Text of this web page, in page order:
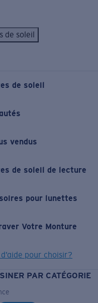
de soleil
de soleil
vendus
de soleil de lecture
pour lunettes
Votre Monture
pour choisir?
PAR CATÉGORIE